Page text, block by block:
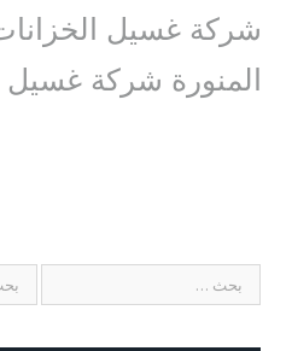
شركة غسيل
المنورة شركة غسيل